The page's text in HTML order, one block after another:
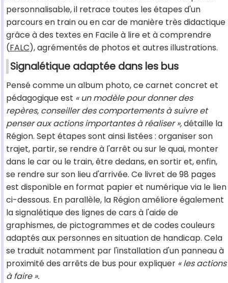
personnalisable, il retrace toutes les étapes d'un
parcours en train ou en car de manière très didactique
grâce à des textes en Facile à lire et à comprendre
(FALC), agrémentés de photos et autres illustrations.
Signalétique adaptée dans les bus
Pensé comme un album photo, ce carnet concret et
pédagogique est « un modèle pour donner des
repères, conseiller des comportements à suivre et
penser aux actions importantes à réaliser »,détaille la
Région. Sept étapes sont ainsi listées : organiser son
trajet, partir, se rendre à l'arrêt ou sur le quai, monter
dans le car ou le train, être dedans, en sortir et, enfin,
se rendre sur son lieu d'arrivée. Ce livret de 98 pages
est disponible en format papier et numérique via le lien
ci-dessous. En parallèle, la Région améliore également
la signalétique des lignes de cars à l'aide de
graphismes, de pictogrammes et de codes couleurs
adaptés aux personnes en situation de handicap. Cela
se traduit notamment par l'installation d'un panneau à
proximité des arrêts de bus pour expliquer « les actions
à faire ».